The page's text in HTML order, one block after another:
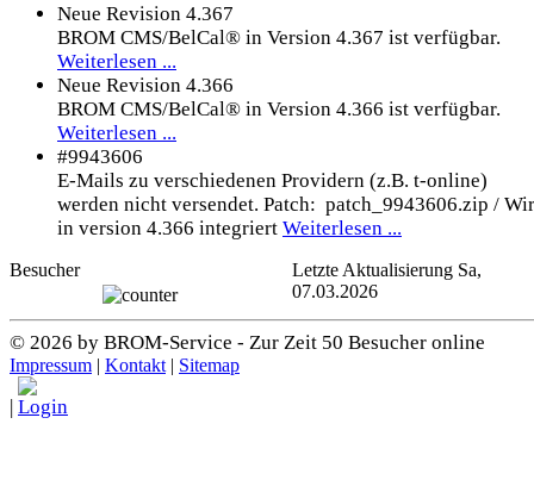
Neue Revision 4.367
BROM CMS/BelCal® in Version 4.367 ist verfügbar.
Weiterlesen ...
Neue Revision 4.366
BROM CMS/BelCal® in Version 4.366 ist verfügbar.
Weiterlesen ...
#9943606
E-Mails zu verschiedenen Providern (z.B. t-online)
werden nicht versendet. Patch: patch_9943606.zip /
in version 4.366 integriert Weiterlesen ...
Besucher
Letzte Aktualisierung Sa,
07.03.2026
© 2026 by BROM-Service - Zur Zeit 50 Besucher online
Impressum | Kontakt | Sitemap
|